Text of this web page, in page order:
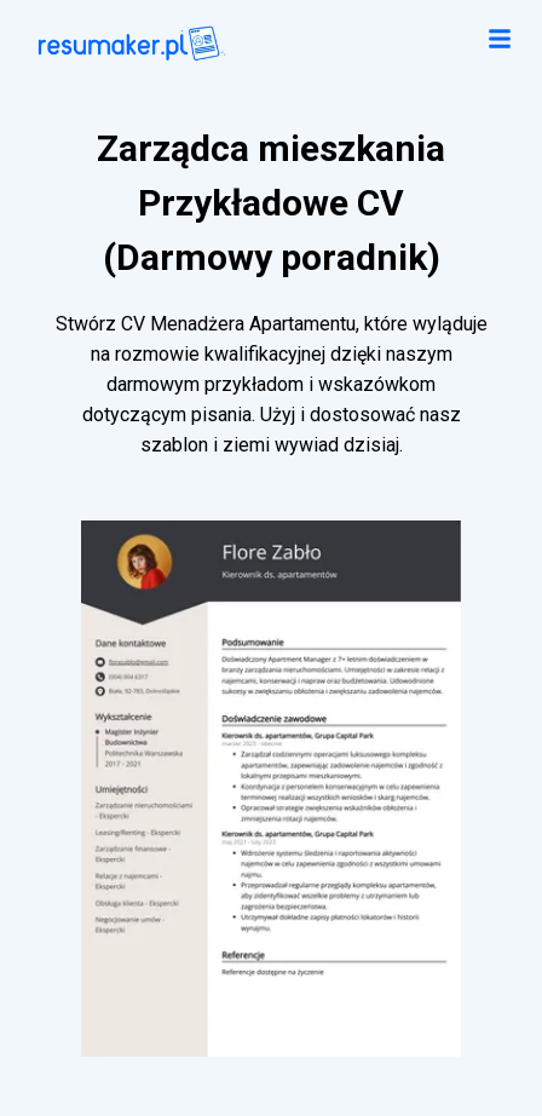
Zarządca mieszkania
Przykładowe CV
(Darmowy poradnik)
Stwórz CV Menadżera Apartamentu, które wyląduje
na rozmowie kwalifikacyjnej dzięki naszym
darmowym przykładom i wskazówkom
dotyczącym pisania. Użyj i dostosować nasz
szablon i ziemi wywiad dzisiaj.